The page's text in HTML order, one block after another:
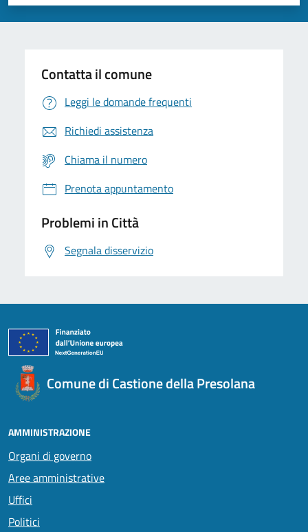
Contatta il comune
Leggi le domande frequenti
Richiedi assistenza
Chiama il numero
Prenota appuntamento
Problemi in Città
Segnala disservizio
Comune di Castione della Presolana
AMMINISTRAZIONE
Organi di governo
Aree amministrative
Uffici
Politici